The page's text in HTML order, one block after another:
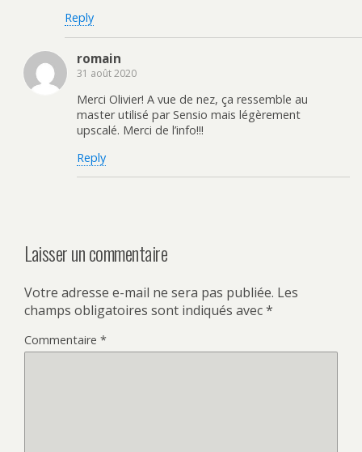
Reply
romain
31 août 2020
Merci Olivier! A vue de nez, ça ressemble au
master utilisé par Sensio mais légèrement
upscalé. Merci de l’info!!!
Reply
Laisser un commentaire
Votre adresse e-mail ne sera pas publiée. Les
champs obligatoires sont indiqués avec*
Commentaire *